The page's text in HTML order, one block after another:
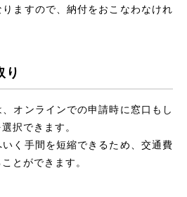
ますので、納付をおこなわなけれ
り
オンラインでの申請時に窓口もし
択できます。
く手間を短縮できるため、交通費
とができます。